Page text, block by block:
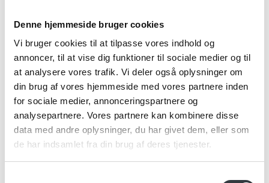
Denne hjemmeside bruger cookies
Vi bruger cookies til at tilpasse vores indhold og
annoncer, til at vise dig funktioner til sociale medier og til
at analysere vores trafik. Vi deler også oplysninger om
din brug af vores hjemmeside med vores partnere inden
for sociale medier, annonceringspartnere og
analysepartnere. Vores partnere kan kombinere disse
data med andre oplysninger, du har givet dem, eller som
de har indsamlet fra din brug af deres tjenester.
Telefonnr.*
Email*
Kommentar